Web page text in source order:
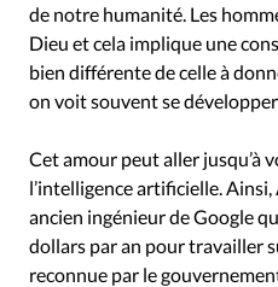
de notre humanité. Les
Dieu et cela implique une
bien différente de celle à
on voit souvent se
Cet amour peut aller jusqu’à
l’intelligence artificielle.
ancien ingénieur de Google
dollars par an pour travailler
reconnue par le